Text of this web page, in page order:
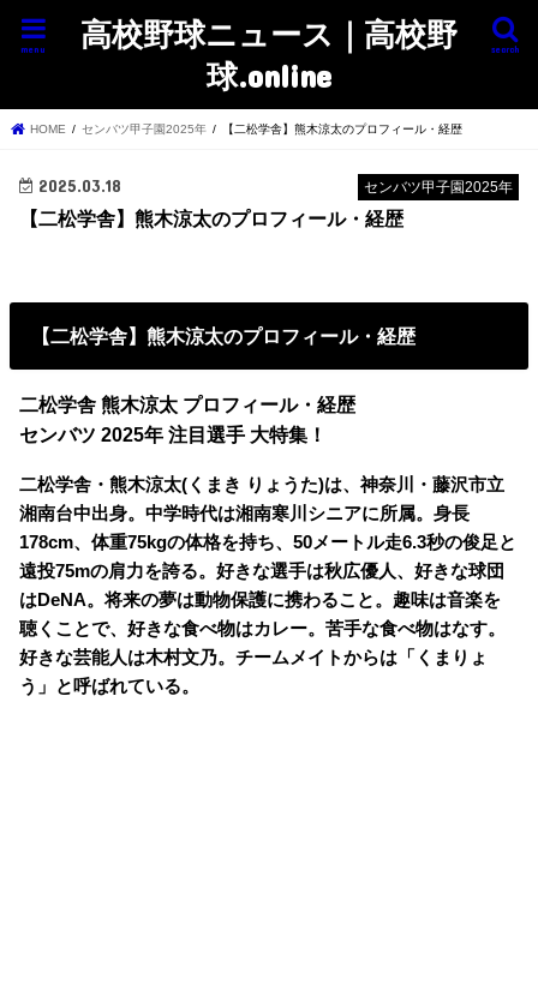
高校野球ニュース｜高校野
球.online
search
menu
HOME センバツ甲子園2025年 【二松学舎】熊木涼太のプロフィール・経歴
センバツ甲子園2025年
2025.03.18
【二松学舎】熊木涼太のプロフィール・経歴
【二松学舎】熊木涼太のプロフィール・経歴
二松学舎 熊木涼太 プロフィール・経歴
センバツ 2025年 注目選手 大特集！
二松学舎・熊木涼太(くまき りょうた)は、神奈川・藤沢市立
湘南台中出身。中学時代は湘南寒川シニアに所属。身長
178cm、体重75kgの体格を持ち、50メートル走6.3秒の俊足と
遠投75mの肩力を誇る。好きな選手は秋広優人、好きな球団
はDeNA。将来の夢は動物保護に携わること。趣味は音楽を
聴くことで、好きな食べ物はカレー。苦手な食べ物はなす。
好きな芸能人は木村文乃。チームメイトからは「くまりょ
う」と呼ばれている。